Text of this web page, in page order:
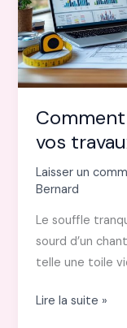
vos
Laisser un
Bernard
Le souffle
sourd d’un
telle une toile
Comment
Lire la suite »